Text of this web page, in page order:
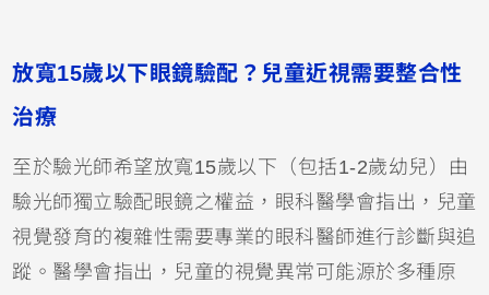
放寬15歲以下眼鏡驗配？兒童近視需要整合性
治療
至於驗光師希望放寬15歲以下（包括1-2歲幼兒）由
驗光師獨立驗配眼鏡之權益，眼科醫學會指出，兒童
視覺發育的複雜性需要專業的眼科醫師進行診斷與追
蹤。醫學會指出，兒童的視覺異常可能源於多種原